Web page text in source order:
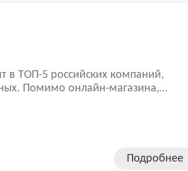
в ТОП-5 российских компаний,
Помимо онлайн-магазина,
Ozon, Яндекс. Маркет и
У компании более 18 000
СТМ.
Подробнее